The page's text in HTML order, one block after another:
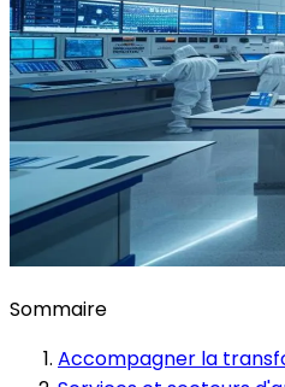
Sommaire
Accompagner la